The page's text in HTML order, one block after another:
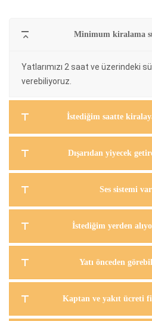
Minimum kiralama
Yatlarımızı 2 saat ve üzerindeki
verebiliyoruz.
İstediğim saatte
Dışarıdan yiyecek
Ses sistemi
İstediğim yerden
Yatı önceden
Kaptan ve yakıt ücreti